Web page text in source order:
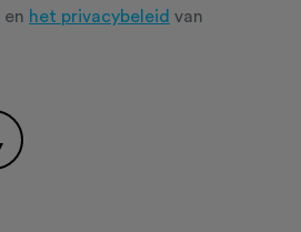
en het privacybeleid van